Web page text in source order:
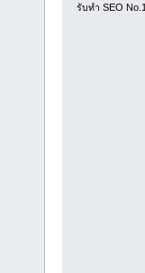
รับทำ SEO